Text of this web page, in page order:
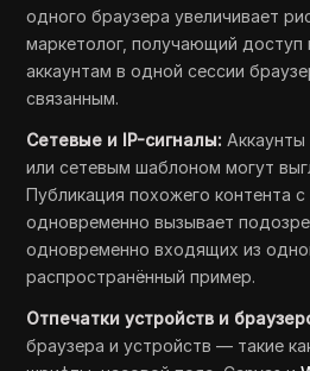
одного браузера увеличивает
маркетолог, получающий доступ
аккаунтам в одной сессии
связанным.
Сетевые и IP-сигналы:
или сетевым шаблоном могут
Публикация похожего контента
одновременно вызывает
одновременно входящих из
распространённый пример.
Отпечатки устройств и
браузера и устройств — такие